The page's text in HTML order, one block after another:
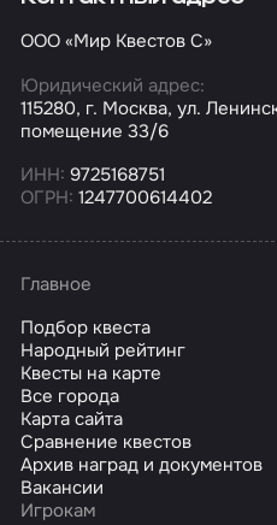
ООО «Мир Квестов С»
Юридический адрес:
115280, г. Москва, ул.
помещение 33/6
ИНН: 9725168751
ОГРН: 1247700614402
Главное
Подбор квеста
Народный рейтинг
Квесты на карте
Все города
Карта сайта
Сравнение квестов
Архив наград и документов
Вакансии
Игрокам